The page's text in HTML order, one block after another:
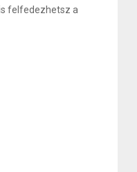
felfedezhetsz a